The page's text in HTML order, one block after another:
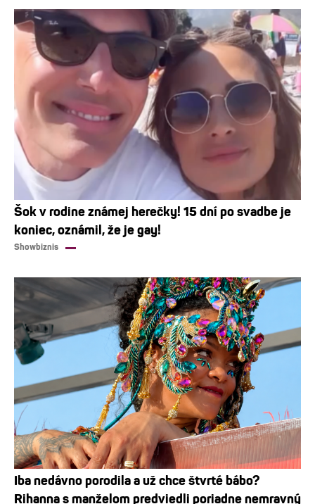
Šok v rodine známej herečky! 15 dní po svadbe je
koniec, oznámil, že je gay!
Showbiznis
Iba nedávno porodila a už chce štvrté bábo?
Rihanna s manželom predviedli poriadne nemravný